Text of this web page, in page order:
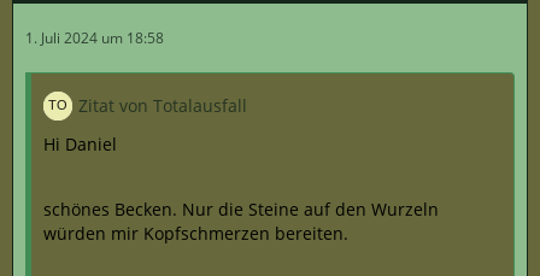
1. Juli 2024 um 18:58
Zitat von Totalausfall
Hi Daniel
schönes Becken. Nur die Steine auf den Wurzeln
würden mir Kopfschmerzen bereiten.